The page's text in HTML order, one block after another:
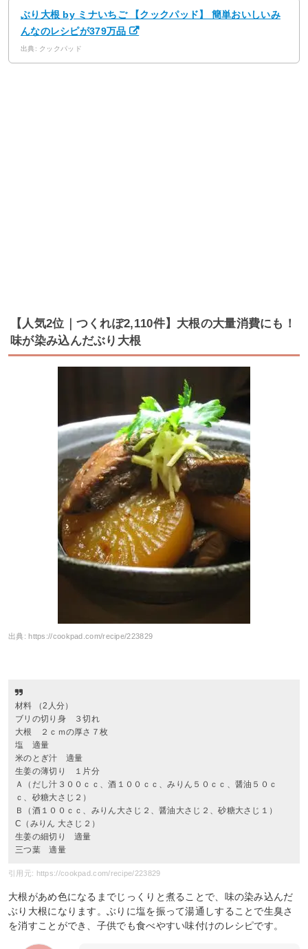
ぶり大根 by ミナいちご 【クックパッド】 簡単おいしいみ
んなのレシピが379万品
出典: クックパッド
【人気2位｜つくれぽ2,110件】大根の大量消費にも！
味が染み込んだぶり大根
出典:https://cookpad.com/recipe/223829
材料 （2人分）
ブリの切り身 ３切れ
大根 ２ｃｍの厚さ７枚
塩 適量
米のとぎ汁 適量
生姜の薄切り １片分
Ａ（だし汁３００ｃｃ、酒１００ｃｃ、みりん５０ｃｃ、醤油５０ｃ
ｃ、砂糖大さじ２）
Ｂ（酒１００ｃｃ、みりん大さじ２、醤油大さじ２、砂糖大さじ１）
C（みりん 大さじ２）
生姜の細切り 適量
三つ葉 適量
引用元: https://cookpad.com/recipe/223829
大根があめ色になるまでじっくりと煮ることで、味の染み込んだ
ぶり大根になります。ぶりに塩を振って湯通しすることで生臭さ
を消すことができ、子供でも食べやすい味付けのレシピです。